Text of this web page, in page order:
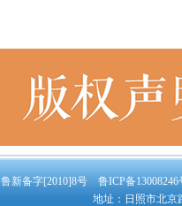
鲁新备字[2010]8号 鲁ICP备
地址：日照市北